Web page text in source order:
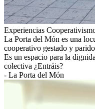
Experiencias
La Porta del Món es una
cooperativo gestado y
Es un espacio para la
colectiva ¿Entráis?
- La Porta del Món